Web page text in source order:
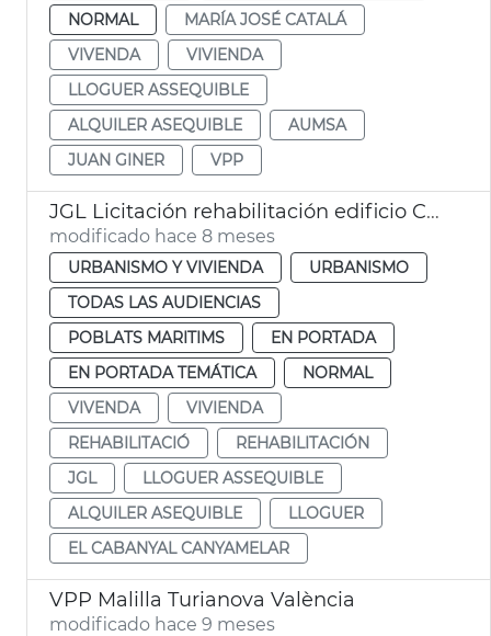
NORMAL
MARÍA JOSÉ CATALÁ
VIVENDA
VIVIENDA
LLOGUER ASSEQUIBLE
ALQUILER ASEQUIBLE
AUMSA
JUAN GINER
VPP
JGL Licitación rehabilitación edificio Cabañal alquiler asequible València
modificado hace 8 meses
URBANISMO Y VIVIENDA
URBANISMO
TODAS LAS AUDIENCIAS
POBLATS MARITIMS
EN PORTADA
EN PORTADA TEMÁTICA
NORMAL
VIVENDA
VIVIENDA
REHABILITACIÓ
REHABILITACIÓN
JGL
LLOGUER ASSEQUIBLE
ALQUILER ASEQUIBLE
LLOGUER
EL CABANYAL CANYAMELAR
VPP Malilla Turianova València
modificado hace 9 meses